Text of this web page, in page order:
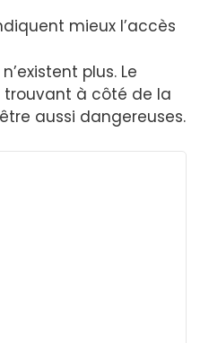
mieux l’accès
plus. Le
trouvant à côté de la
aussi dangereuses.